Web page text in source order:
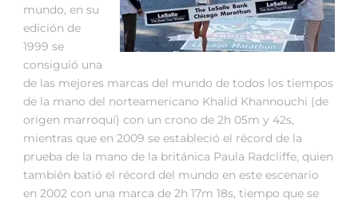
mundo, en su
edición de
1999 se
consiguió una
de las mejores marcas del mundo de todos los tiempos
de la mano del norteamericano Khalid Khannouchi (de
origen marroquí) con un crono de 2h 05m y 42s,
mientras que en 2009 se estableció el récord de la
prueba de la mano de la británica Paula Radcliffe, quien
también batió el récord del mundo en este escenario
en 2002 con una marca de 2h 17m 18s, tiempo que se